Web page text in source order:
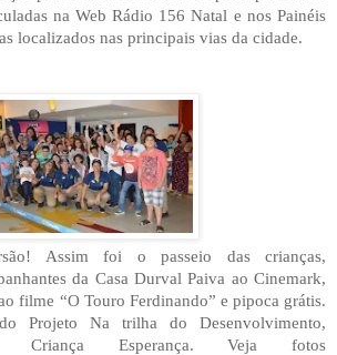
na Web Rádio 156 Natal e nos Painéis
localizados nas principais vias da cidade.
Assim foi o passeio das crianças,
da Casa Durval Paiva ao Cinemark,
filme “O Touro Ferdinando” e pipoca grátis.
Projeto Na trilha do Desenvolvimento,
Criança Esperança. Veja fotos